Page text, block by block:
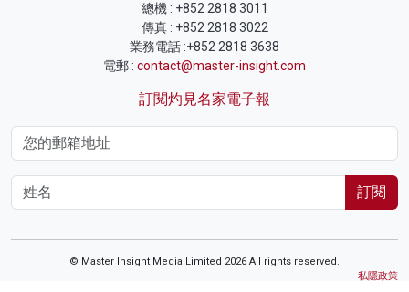
總機 : +852 2818 3011
傳真 : +852 2818 3022
業務電話 :+852 2818 3638
電郵 : contact@master-insight.com
訂閱灼見名家電子報
訂閱
© Master Insight Media Limited 2026 All rights reserved.
私隱政策